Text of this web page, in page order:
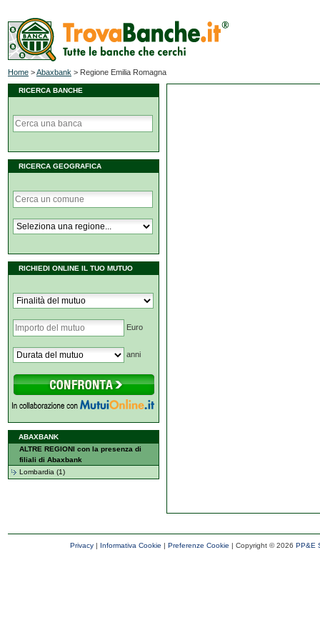
Home >Abaxbank > Regione Emilia Romagna
RICERCA BANCHE
RICERCA GEOGRAFICA
RICHIEDI ONLINE IL TUO MUTUO
Euro
anni
ABAXBANK
ALTRE REGIONI con la presenza di
filiali di Abaxbank
Lombardia (1)
Privacy| Informativa Cookie | Preferenze Cookie | Copyright ©2026 PP&E